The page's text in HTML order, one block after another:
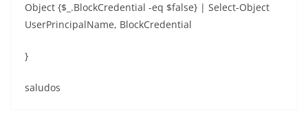
Object {$_.BlockCredential -eq $false} | Select-Object
UserPrincipalName, BlockCredential
}
saludos